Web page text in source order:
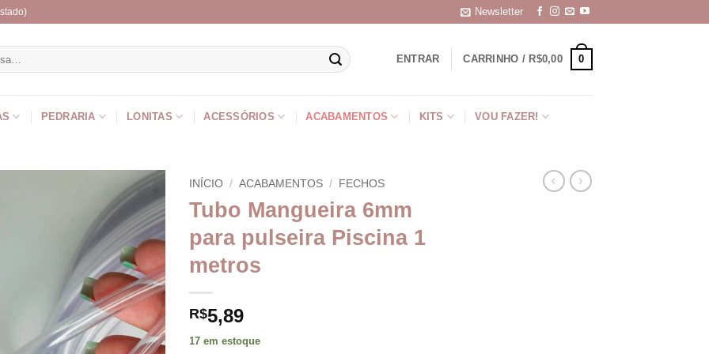
Newsletter
ENTRAR CARRINHO / R$0,00 0
PEDRARIA LONITAS ACESSÓRIOS ACABAMENTOS KITS VOU FAZER!
INÍCIO / ACABAMENTOS / FECHOS
Tubo Mangueira 6mm
para pulseira Piscina 1
metros
R$5,89
17 em estoque